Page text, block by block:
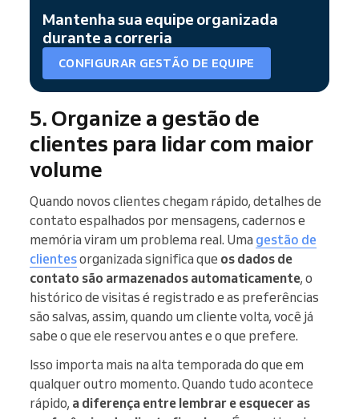
Mantenha sua equipe organizada
durante a correria
CONFIGURAR GESTÃO DE EQUIPE
5. Organize a gestão de
clientes para lidar com maior
volume
Quando novos clientes chegam rápido, detalhes de
contato espalhados por mensagens, cadernos e
memória viram um problema real. Uma gestão de
clientesorganizada significa que os dados de
contato são armazenados automaticamente, o
histórico de visitas é registrado e as preferências
são salvas, assim, quando um cliente volta, você já
sabe o que ele reservou antes e o que prefere.
Isso importa mais na alta temporada do que em
qualquer outro momento. Quando tudo acontece
rápido, a diferença entre lembrar e esquecer as